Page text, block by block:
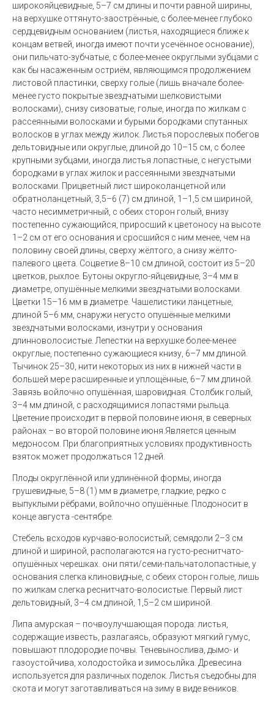
широкояйцевидные, 5–7 см длины и почти равной ширины,
на верхушке оттянуто-заострённые, с более-менее глубоко
сердцевидным основанием (листья, находящиеся ближе к
концам ветвей, иногда имеют почти усечённое основание),
они пильчато-зубчатые, с более-менее округлыми зубцами с
как бы насаженным остриём, являющимся продолжением
листовой пластинки, сверху голые (лишь вначале более-
менее густо покрытые звездчатыми шелковистыми
волосками), снизу сизоватые, голые, иногда по жилкам с
рассеянными волосками и бурыми бородками спутанных
волосков в углах между жилок. Листья порослевых побегов
дельтовидные или округлые, длиной до 10–15 см, с более
крупными зубцами, иногда листья лопастные, с негустыми
бородками в углах жилок и рассеянными звездчатыми
волосками. Прицветный лист широколанцетной или
обратноланцетный, 3,5–6 (7) см длиной, 1–1,5 см шириной,
часто несимметричный, с обеих сторон голый, внизу
постепенно сужающийся, приросший к цветоносу на высоте
1–2 см от его основания и сросшийся с ним менее, чем на
половину своей длины, сверху жёлтого, а снизу жёлто-
палевого цвета. Соцветие 8–10 см длиной, состоит из 5–20
цветков, рыхлое. Бутоны округло-яйцевидные, 3–4 мм в
диаметре, опушённые мелкими звездчатыми волосками.
Цветки 15–16 мм в диаметре. Чашелистики ланцетные,
длиной 5–6 мм, снаружи негусто опушённые мелкими
звездчатыми волосками, изнутри у основания
длинноволосистые. Лепестки на верхушке более-менее
округлые, постепенно сужающиеся книзу, 6–7 мм длиной.
Тычинок 25–30, нити некоторых из них в нижней части в
большей мере расширенные и уплощённые, 6–7 мм длиной.
Завязь войлочно опушённая, шаровидная. Столбик голый,
3–4 мм длиной, с расходящимися лопастями рыльца.
Цветение происходит в первой половине июня, в северных
районах – во второй половине июня. Является ценным
медоносом. При благоприятных условиях продуктивность
взяток может продолжаться 12 дней.
Плоды округлённой или удлинённой формы, иногда
грушевидные, 5–8 (1) мм в диаметре, гладкие, редко с
выпуклыми рёбрами, войлочно опушённые. Плодоносит в
конце августа -сентябре.
Стебель всходов курчаво-волосистый; семядоли 2–3 см
длиной и шириной, располагаются на густо-реснитчато-
опушённых черешках. они пяти/семи-пальчатолопастные, у
основания слегка клиновидные, с обеих сторон голые, лишь
по жилкам слегка реснитчато-волосистые. Первый лист
дельтовидный, 3–4 см длиной, 1,5–2 см шириной.
Липа амурская – почвоулучшающая порода: листья,
содержащие известь, разлагаясь, образуют мягкий гумус,
повышают плодородие почвы. Теневынослива, дымо- и
газоустойчива, холодостойка и зимосьлйка. Древесина
используется для различных поделок. Листья съедобны для
скота и могут заготавливаться на зиму в виде веников.